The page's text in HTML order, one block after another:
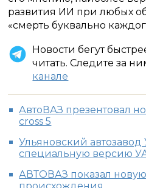
развития ИИ при любых
«смерть буквально
Новости бегут
читать. Следите за
канале
АвтоВАЗ презентовал
cross 5
Ульяновский
специальную версию
АВТОВАЗ показал новую